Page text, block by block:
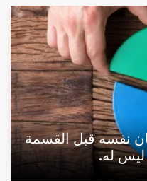
نفسه قبل القسمة
ليس له.